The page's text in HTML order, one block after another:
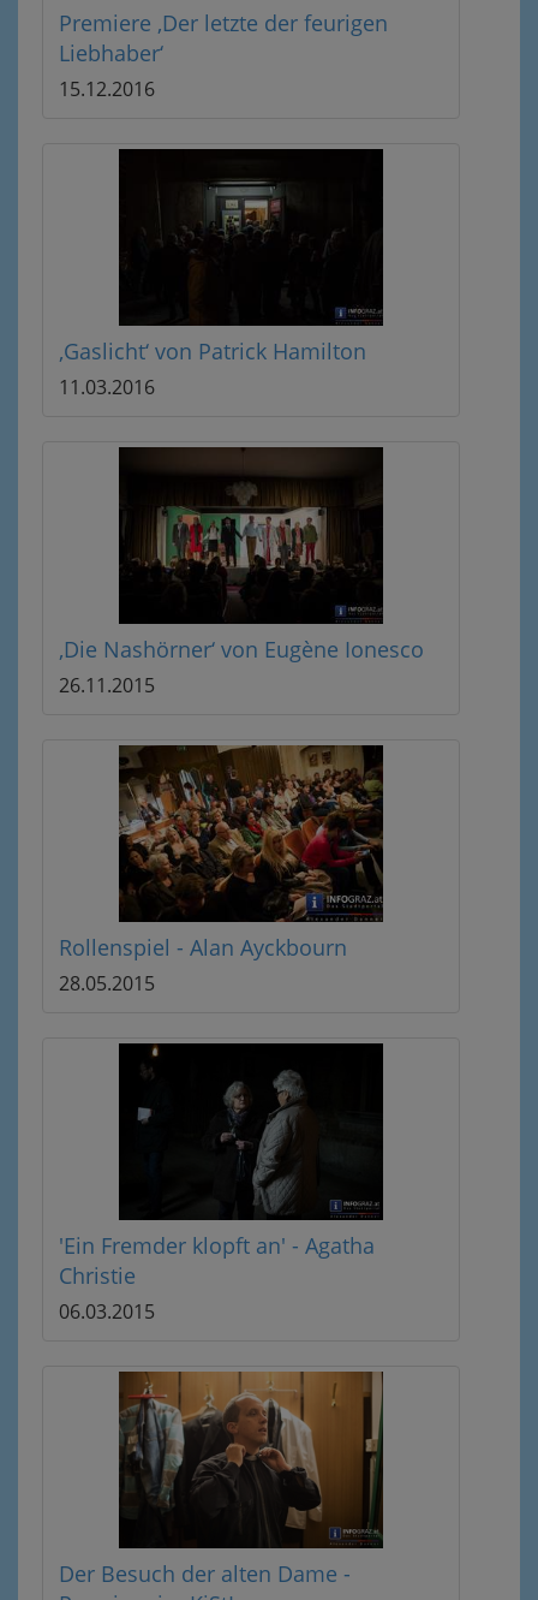
Premiere ‚Der letzte der feurigen
Liebhaber‘
15.12.2016
‚Gaslicht‘ von Patrick Hamilton
11.03.2016
‚Die Nashörner‘ von Eugène Ionesco
26.11.2015
Rollenspiel - Alan Ayckbourn
28.05.2015
'Ein Fremder klopft an' - Agatha
Christie
06.03.2015
Der Besuch der alten Dame -